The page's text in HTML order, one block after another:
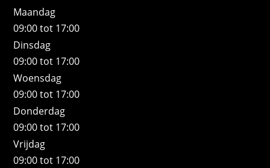
Maandag
09:00 tot 17:00
Dinsdag
09:00 tot 17:00
Woensdag
09:00 tot 17:00
Donderdag
09:00 tot 17:00
Vrijdag
09:00 tot 17:00